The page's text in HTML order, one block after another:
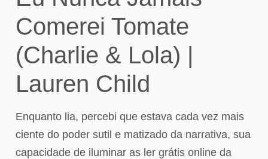
Comerei Tomate
(Charlie & Lola) |
Lauren Child
Enquanto lia, percebi que estava cada vez mais
ciente do poder sutil e matizado da narrativa, sua
capacidade de iluminar as ler grátis online da